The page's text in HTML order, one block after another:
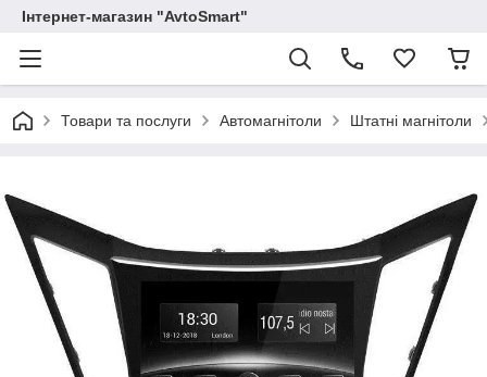
Інтернет-магазин "AvtoSmart"
Товари та послуги Автомагнітоли Штатні магнітоли